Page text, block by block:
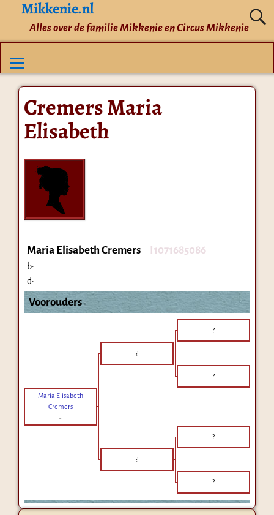
Mikkenie.nl
Alles over de familie Mikkenie en Circus Mikkenie
Cremers Maria
Elisabeth
Maria Elisabeth Cremers I1071685086
b:
d:
Voorouders
?
?
?
Maria Elisabeth
Cremers
-
?
?
?